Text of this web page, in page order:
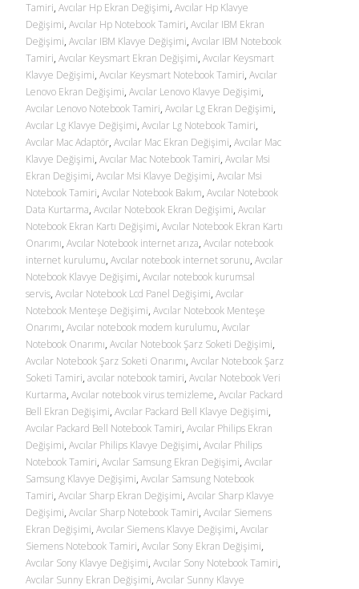
Tamiri, Avcılar Hp Ekran Değişimi, Avcılar Hp Klavye
Değişimi, Avcılar Hp Notebook Tamiri, Avcılar IBM Ekran
Değişimi, Avcılar IBM Klavye Değişimi, Avcılar IBM Notebook
Tamiri, Avcılar Keysmart Ekran Değişimi, Avcılar Keysmart
Klavye Değişimi, Avcılar Keysmart Notebook Tamiri, Avcılar
Lenovo Ekran Değişimi, Avcılar Lenovo Klavye Değişimi,
Avcılar Lenovo Notebook Tamiri, Avcılar Lg Ekran Değişimi,
Avcılar Lg Klavye Değişimi, Avcılar Lg Notebook Tamiri,
Avcılar Mac Adaptör, Avcılar Mac Ekran Değişimi, Avcılar Mac
Klavye Değişimi, Avcılar Mac Notebook Tamiri, Avcılar Msi
Ekran Değişimi, Avcılar Msi Klavye Değişimi, Avcılar Msi
Notebook Tamiri, Avcılar Notebook Bakım, Avcılar Notebook
Data Kurtarma, Avcılar Notebook Ekran Değişimi, Avcılar
Notebook Ekran Kartı Değişimi, Avcılar Notebook Ekran Kartı
Onarımı, Avcılar Notebook internet arıza, Avcılar notebook
internet kurulumu, Avcılar notebook internet sorunu, Avcılar
Notebook Klavye Değişimi, Avcılar notebook kurumsal
servis, Avcılar Notebook Lcd Panel Değişimi, Avcılar
Notebook Menteşe Değişimi, Avcılar Notebook Menteşe
Onarımı, Avcılar notebook modem kurulumu, Avcılar
Notebook Onarımı, Avcılar Notebook Şarz Soketi Değişimi,
Avcılar Notebook Şarz Soketi Onarımı, Avcılar Notebook Şarz
Soketi Tamiri, avcılar notebook tamiri, Avcılar Notebook Veri
Kurtarma, Avcılar notebook virus temizleme, Avcılar Packard
Bell Ekran Değişimi, Avcılar Packard Bell Klavye Değişimi,
Avcılar Packard Bell Notebook Tamiri, Avcılar Philips Ekran
Değişimi, Avcılar Philips Klavye Değişimi, Avcılar Philips
Notebook Tamiri, Avcılar Samsung Ekran Değişimi, Avcılar
Samsung Klavye Değişimi, Avcılar Samsung Notebook
Tamiri, Avcılar Sharp Ekran Değişimi, Avcılar Sharp Klavye
Değişimi, Avcılar Sharp Notebook Tamiri, Avcılar Siemens
Ekran Değişimi, Avcılar Siemens Klavye Değişimi, Avcılar
Siemens Notebook Tamiri, Avcılar Sony Ekran Değişimi,
Avcılar Sony Klavye Değişimi, Avcılar Sony Notebook Tamiri,
Avcılar Sunny Ekran Değişimi, Avcılar Sunny Klavye